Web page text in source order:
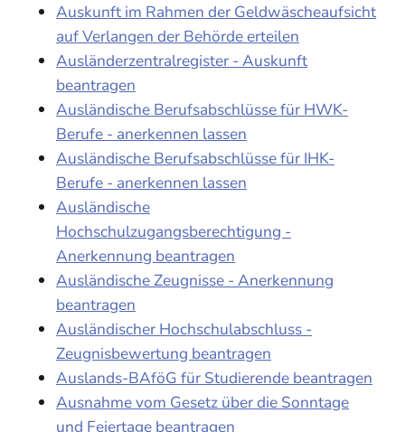
Auskunft im Rahmen der Geldwäscheaufsicht
auf Verlangen der Behörde erteilen
Ausländerzentralregister - Auskunft
beantragen
Ausländische Berufsabschlüsse für HWK-
Berufe - anerkennen lassen
Ausländische Berufsabschlüsse für IHK-
Berufe - anerkennen lassen
Ausländische
Hochschulzugangsberechtigung -
Anerkennung beantragen
Ausländische Zeugnisse - Anerkennung
beantragen
Ausländischer Hochschulabschluss -
Zeugnisbewertung beantragen
Auslands-BAföG für Studierende beantragen
Ausnahme vom Gesetz über die Sonntage
und Feiertage beantragen